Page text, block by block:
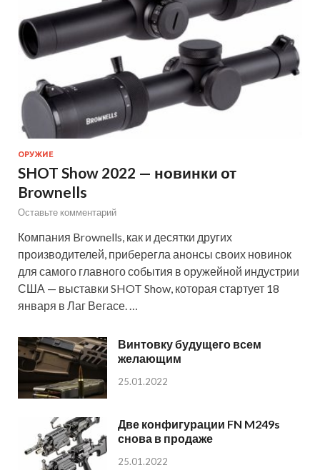
ОРУЖИЕ
SHOT Show 2022 — новинки от
Brownells
Оставьте комментарий
Компания Brownells, как и десятки других
производителей, приберегла анонсы своих новинок
для самого главного события в оружейной индустрии
США — выставки SHOT Show, которая стартует 18
января в Лаг Вегасе. …
Винтовку будущего всем
желающим
25.01.2022
Две конфигурации FN M249s
снова в продаже
25.01.2022